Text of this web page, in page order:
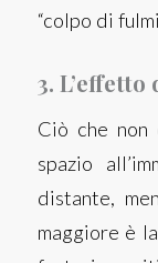
“colpo di
3.
Ciò che non
spazio
distante,
maggiore è